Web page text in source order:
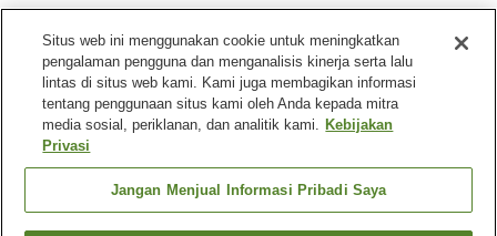
Fasilitas properti
Tempat parkir
Ramah hewan peliharaan di
Pemandian udara terbuka
(air panas)
Pemandian besar (air
panas)
Situs web ini menggunakan cookie untuk meningkatkan
pengalaman pengguna dan menganalisis kinerja serta lalu
lintas di situs web kami. Kami juga membagikan informasi
tentang penggunaan situs kami oleh Anda kepada mitra
media sosial, periklanan, dan analitik kami. Kebijakan
Privasi
Jangan Menjual Informasi Pribadi Saya